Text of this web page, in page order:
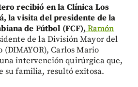
recibió en la Clínica Los
la visita del presidente de la
de Fútbol (FCF), Ramón
de la División Mayor del
Carlos Mario
intervención quirúrgica que,
su familia, resultó exitosa.